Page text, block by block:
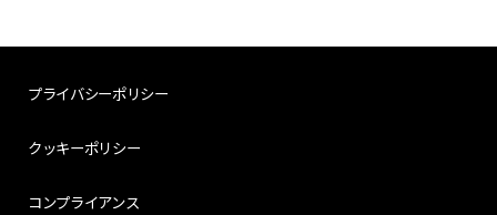
プライバシーポリシー
クッキーポリシー
コンプライアンス